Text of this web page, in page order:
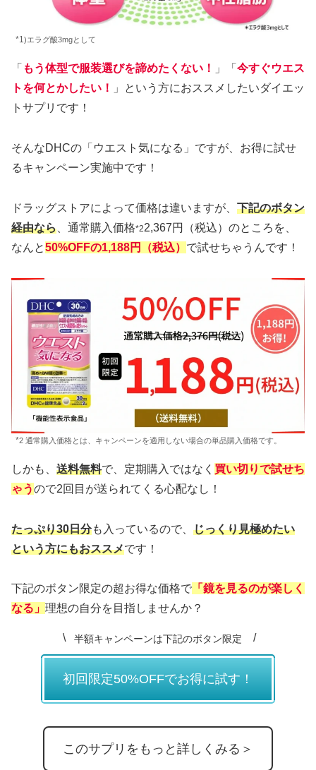
*1)エラグ酸3mgとして
「 もう体型で服装選びを諦めたくない！ 」「 今すぐウエス
トを何とかしたい！
」という方におススメしたいダイエッ
トサプリです！
そんなDHCの「ウエスト気になる」ですが、お得に試せ
るキャンペーン実施中です！
ドラッグストアによって価格は違いますが、 下記のボタン
経由なら 、通常購入価格*22,367円（税込）のところを、
なんと50%OFFの1,188円（税込） で試せちゃうんです！
*2 通常購入価格とは、キャンペーンを適用しない場合の単品購入価格です。
しかも、 送料無料で、定期購入ではなく 買い切りで試せち
ゃうので2回目が送られてくる心配なし！
たっぷり30日分も入っているので、 じっくり見極めたい
という方にもおススメです！
下記のボタン限定の超お得な価格で 「鏡を見るのが楽しく
なる」 理想の自分を目指しませんか？
半額キャンペーンは下記のボタン限定
初回限定50%OFFでお得に試す！
このサプリをもっと詳しくみる＞